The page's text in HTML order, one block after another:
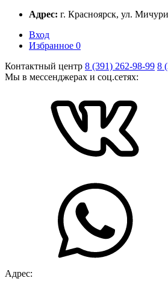
Адрес: г. Красноярск, ул.
Вход
Избранное 0
Контактный центр 8 (391) 262-98-99 8
Мы в мессенджерах и соц.сетях:
Адрес: